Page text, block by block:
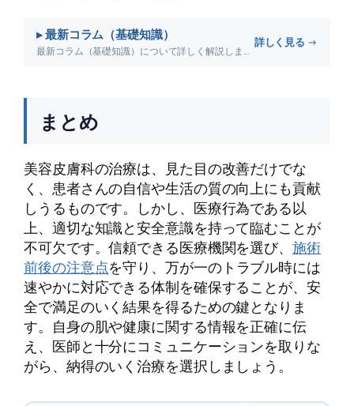
▸ 最新コラム（基礎知識）
最新コラム（基礎知識）について詳しく解説します。
詳しく見る →
まとめ
美容皮膚科の治療は、見た目の改善だけでな
く、患者さんの自信や生活の質の向上にも貢献
しうるものです。しかし、医療行為である以
上、適切な知識と安全意識を持って臨むことが
不可欠です。信頼できる医療機関を選び、施術
前後の注意点を守り、万が一のトラブル時には
速やかに対応できる体制を確保することが、安
全で満足のいく結果を得るための鍵となりま
す。自身の肌や健康に関する情報を正確に伝
え、医師と十分にコミュニケーションを取りな
がら、納得のいく治療を選択しましょう。